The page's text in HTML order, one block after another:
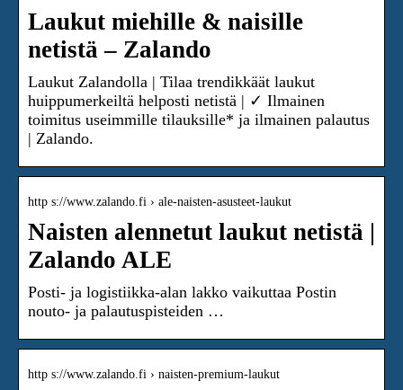
Laukut miehille & naisille
netistä – Zalando
Laukut Zalandolla | Tilaa trendikkäät laukut
huippumerkeiltä helposti netistä | ✓ Ilmainen
toimitus useimmille tilauksille* ja ilmainen palautus
| Zalando.
http s://www.zalando.fi › ale-naisten-asusteet-laukut
Naisten alennetut laukut netistä |
Zalando ALE
Posti- ja logistiikka-alan lakko vaikuttaa Postin
nouto- ja palautuspisteiden …
http s://www.zalando.fi › naisten-premium-laukut